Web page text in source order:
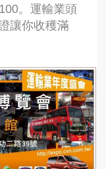
。運輸業頭
讓你收穫滿